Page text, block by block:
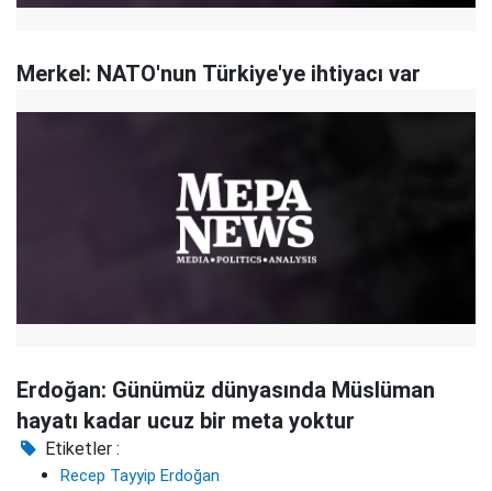
Merkel: NATO'nun Türkiye'ye ihtiyacı var
Erdoğan: Günümüz dünyasında Müslüman
hayatı kadar ucuz bir meta yoktur
Etiketler :
Recep Tayyip Erdoğan